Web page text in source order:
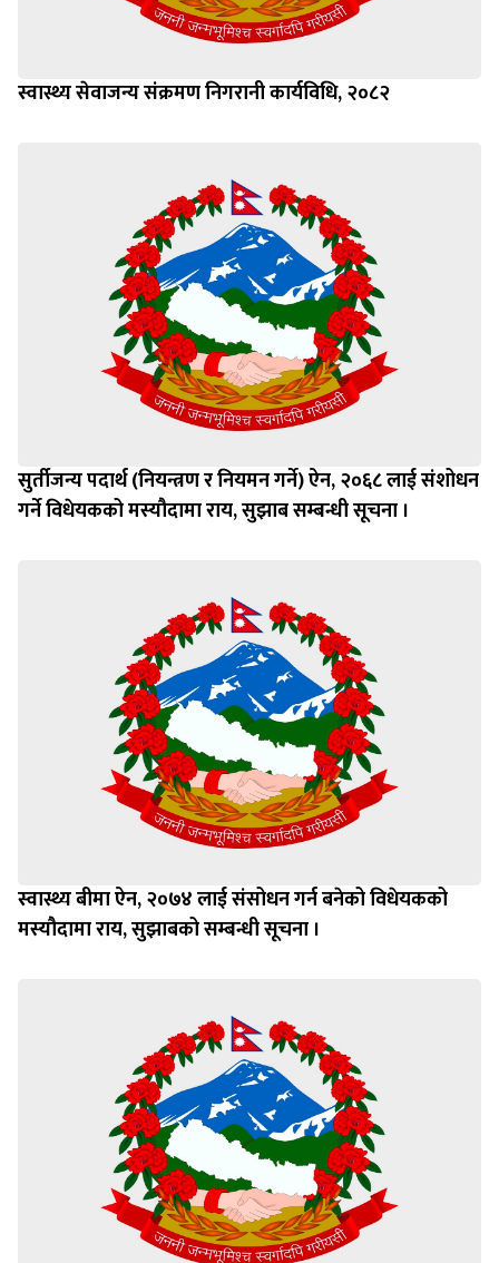
स्वास्थ्य सेवाजन्य संक्रमण निगरानी कार्यविधि, २०८२
सुर्तीजन्य पदार्थ (नियन्त्रण र नियमन गर्ने) ऐन, २०६८ लाई संशोधन
गर्ने विधेयकको मस्यौदामा राय, सुझाब सम्बन्धी सूचना ।
स्वास्थ्य बीमा ऐन, २०७४ लाई संसोधन गर्न बनेको विधेयकको
मस्यौदामा राय, सुझाबको सम्बन्धी सूचना ।